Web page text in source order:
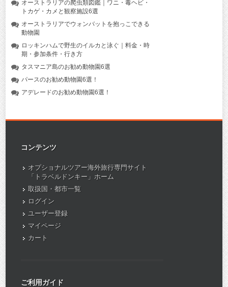
オーストラリアの爬虫類図鑑｜ワニ・毒ヘビ・
トカゲ・カメと観察施設6選
オーストラリアでウォンバットを抱っこできる
動物園
ロッキンハムで野生のイルカと泳ぐ｜料金・時
期・参加条件・行き方
タスマニア島のお勧め動物園6選
パースのお勧め動物園6選！
アデレードのお勧め動物園6選！
コンテンツ
オプショナルツアー海外旅行専門サイト
「トラベルドンキー」ホーム
取扱国・都市一覧
ログイン
ユーザー登録
マイページ
カート
ご利用ガイド